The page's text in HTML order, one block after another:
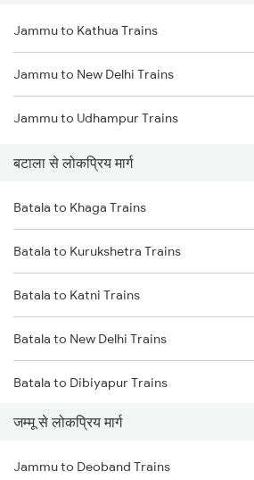
Batala to Kurukshetra Trains
Batala to Durg Trains
Batala to Etawah Trains
Batala to Fatehpur Trains
Jammu to Kathua Trains
Jammu to New Delhi Trains
Jammu to Udhampur Trains
बटाला से लोकप्रिय मार्ग
Batala to Khaga Trains
Batala to Kurukshetra Trains
Batala to Katni Trains
Batala to New Delhi Trains
Batala to Dibiyapur Trains
Batala to Panipat Trains
Batala to Pathankot Trains
जम्मू से लोकप्रिय मार्ग
Jammu to Deoband Trains